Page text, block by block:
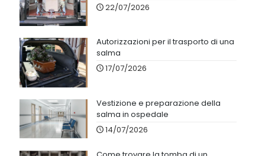
22/07/2026
Autorizzazioni per il trasporto di una
salma
17/07/2026
Vestizione e preparazione della
salma in ospedale
14/07/2026